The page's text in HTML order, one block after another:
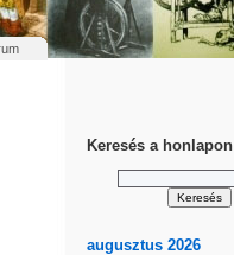
Keresés a honlapon
augusztus 2026